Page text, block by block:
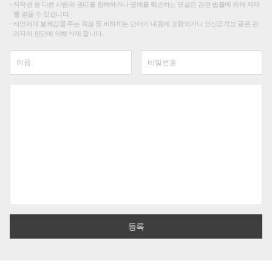
저작권 등 다른 사람의 권리를 침해하거나 명예를 훼손하는 댓글은 관련 법률에 의해 제재
를 받을 수 있습니다.
타인에게 불쾌감을 주는 욕설 등 비하하는 단어가 내용에 포함되거나 인신공격성 글은 관
리자의 판단에 의해 삭제 합니다.